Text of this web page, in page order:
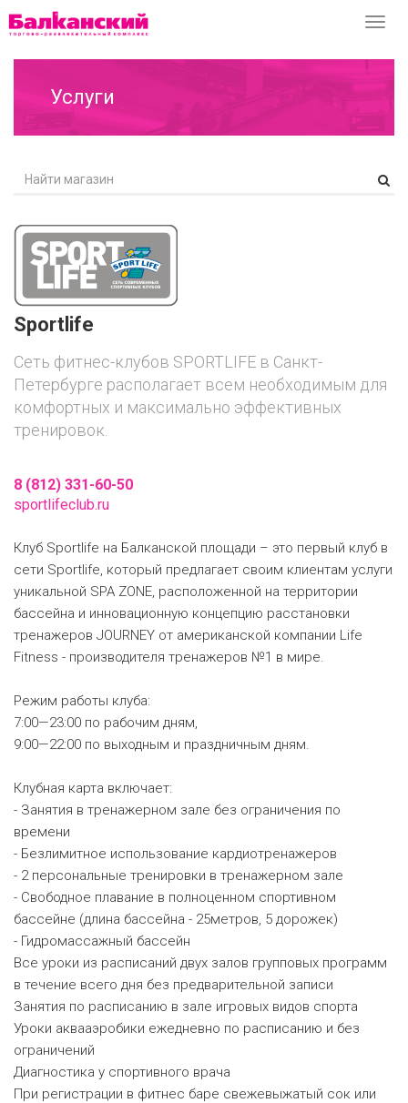
Услуги
Sportlife
Сеть фитнес-клубов SPORTLIFE в Санкт-
Петербурге располагает всем необходимым для
комфортных и максимально эффективных
тренировок.
8 (812) 331-60-50
sportlifeclub.ru
Клуб Sportlife на Балканской площади – это первый клуб в
сети Sportlife, который предлагает своим клиентам услуги
уникальной SPA ZONE, расположенной на территории
бассейна и инновационную концепцию расстановки
тренажеров JOURNEY от американской компании Life
Fitness - производителя тренажеров №1 в мире.
Режим работы клуба:
7:00—23:00 по рабочим дням,
9:00—22:00 по выходным и праздничным дням.
Клубная карта включает:
- Занятия в тренажерном зале без ограничения по
времени
- Безлимитное использование кардиотренажеров
- 2 персональные тренировки в тренажерном зале
- Свободное плавание в полноценном спортивном
бассейне (длина бассейна - 25метров, 5 дорожек)
- Гидромассажный бассейн
Все уроки из расписаний двух залов групповых программ
в течение всего дня без предварительной записи
Занятия по расписанию в зале игровых видов спорта
Уроки аквааэробики ежедневно по расписанию и без
ограничений
Диагностика у спортивного врача
При регистрации в фитнес баре свежевыжатый сок или